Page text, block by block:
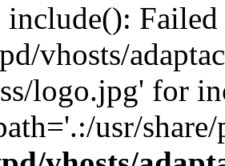
include():
vhosts/
logo.jpg' for
usr/